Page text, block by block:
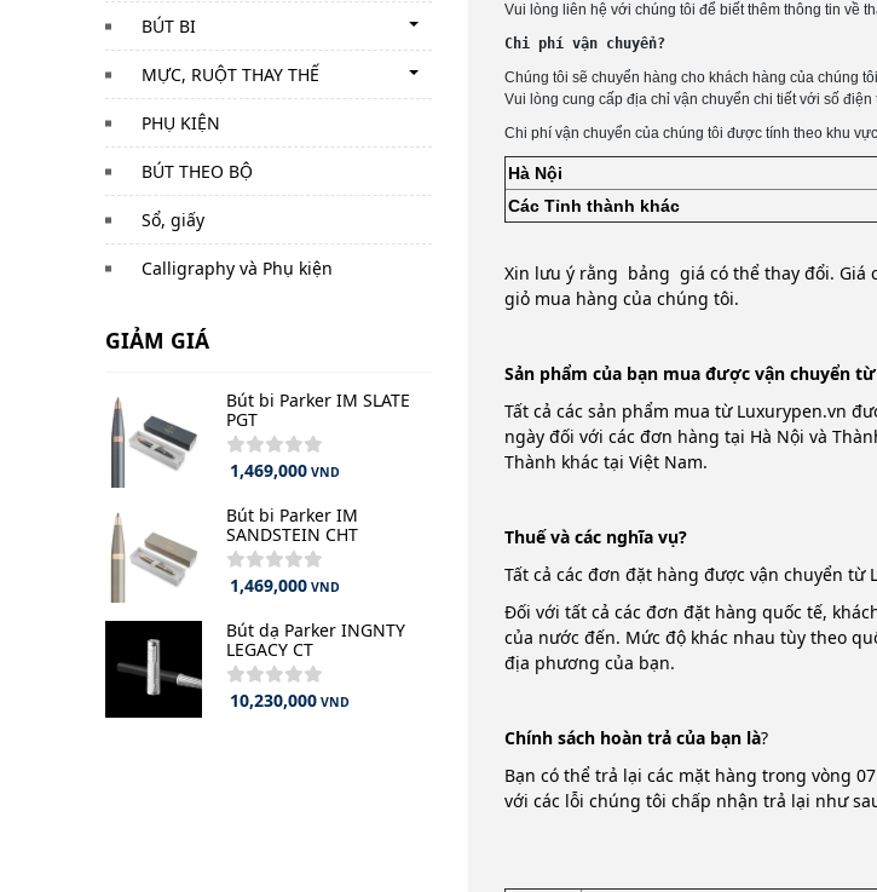
BÚT BI
MỰC, RUỘT THAY THẾ
PHỤ KIỆN
BÚT THEO BỘ
Sổ, giấy
Calligraphy và Phụ kiện
GIẢM GIÁ
Bút bi Parker IM SLATE
PGT
1,469,000 VND
Bút bi Parker IM
SANDSTEIN CHT
1,469,000 VND
Bút dạ Parker INGNTY
LEGACY CT
10,230,000 VND
Vui lòng liên hệ với chúng tôi để biết thêm thông tin về
Chi phí vận chuyển?
Vui lòng cung cấp địa chỉ vận chuyển chi tiết với số
Chi phí vận chuyển của chúng tôi được tính theo khu
Hà Nội
Các Tỉnh thành khác
Xin lưu ý rằng bảng giá có thể thay đổi. Giá
giỏ mua hàng của chúng tôi.
Sản phẩm của bạn mua được vận chuyển từ
Tất cả các sản phẩm mua từ Luxurypen.vn
ngày đối với các đơn hàng tại Hà Nội và
Thành khác tại Việt Nam.
Thuế và các nghĩa vụ?
Tất cả các đơn đặt hàng được vận chuyển từ
Đối với tất cả các đơn đặt hàng quốc tế,
của nước đến. Mức độ khác nhau tùy theo
địa phương của bạn.
Chính sách hoàn trả của bạn là?
Bạn có thể trả lại các mặt hàng trong vòng
với các lỗi chúng tôi chấp nhận trả lại như